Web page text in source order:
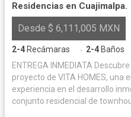
Residencias en Cuajimalpa.
Desde $ 6,111,005 MXN
2-4 Recámaras · 2-4 Baños
ENTREGA INMEDIATA Descubre ALFIERI, el nuevo y exitoso
proyecto de VITA HOMES, una
experiencia en el desarrollo
conjunto residencial de